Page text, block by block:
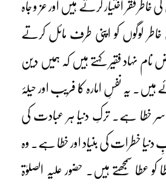
فقر اختیار کرتے ہیں اور عز و جاہ
لوگوں کو اپنی طرف مائل کرتے
نہاد فقیر کہتے ہیں کہ ہمیں دین
ہیں۔ یہ نفسِ امارہ کا فریب اور حیلۂ
خطا ہے۔ ترکِ دنیا ہر عبادت کی
دنیا خطرات کی بنیاد اور خطا ہے۔ وہ
عطا سمجھتے ہیں۔ حضور علیہ الصلوٰۃ